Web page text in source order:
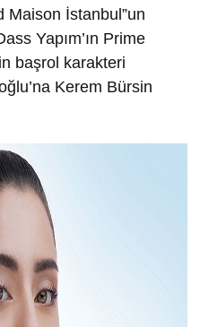
Maison İstanbul”un
Yapım’ın Prime
başrol karakteri
Kerem Bürsin